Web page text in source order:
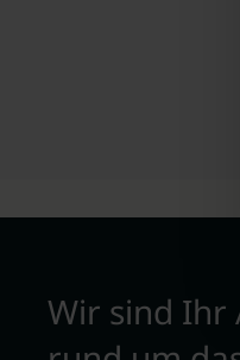
Wir sind Ihr